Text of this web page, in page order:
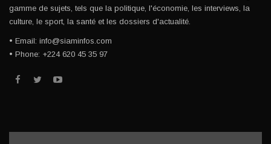
gamme de sujets, tels que la politique, l'économie, les interviews, la
culture, le sport, la santé et les dossiers d'actualité.
• Email: info@siaminfos.com
• Phone: +224 620 45 35 97